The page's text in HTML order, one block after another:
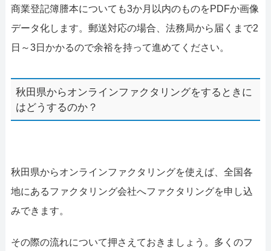
商業登記簿謄本についても3か月以内のものをPDFか画像
データ化します。郵送対応の場合、法務局から届くまで2
日～3日かかるので余裕を持って進めてください。
秋田県からオンラインファクタリングをするときに
はどうするのか？
秋田県からオンラインファクタリングを使えば、全国各
地にあるファクタリング会社へファクタリングを申し込
みできます。
その際の流れについて押さえておきましょう。多くのフ